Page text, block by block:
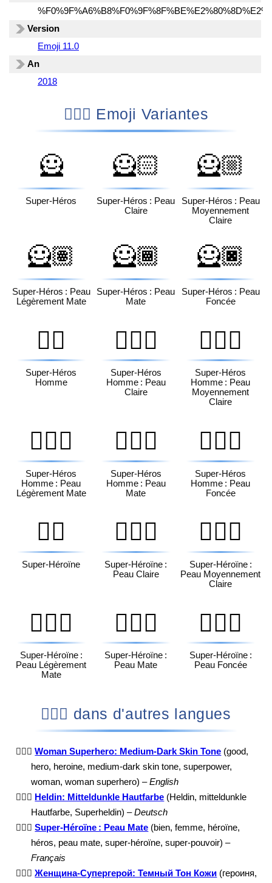
Version
Emoji 11.0
An
2018
🦸🏾‍♀️ Emoji Variantes
🦸
Super-Héros
🦸🏻
Super-Héros : Peau
Claire
🦸🏼
Super-Héros : Peau
Moyennement
Claire
🦸🏽
Super-Héros : Peau
Légèrement Mate
🦸🏾
Super-Héros : Peau
Mate
🦸🏿
Super-Héros : Peau
Foncée
🦸‍♂️
Super-Héros
Homme
🦸🏻‍♂️
Super-Héros
Homme : Peau
Claire
🦸🏼‍♂️
Super-Héros
Homme : Peau
Moyennement
Claire
🦸🏽‍♂️
Super-Héros
Homme : Peau
Légèrement Mate
🦸🏾‍♂️
Super-Héros
Homme : Peau
Mate
🦸🏿‍♂️
Super-Héros
Homme : Peau
Foncée
🦸‍♀️
Super-Héroïne
🦸🏻‍♀️
Super-Héroïne :
Peau Claire
🦸🏼‍♀️
Super-Héroïne :
Peau Moyennement
Claire
🦸🏽‍♀️
Super-Héroïne :
Peau Légèrement
Mate
🦸🏾‍♀️
Super-Héroïne :
Peau Mate
🦸🏿‍♀️
Super-Héroïne :
Peau Foncée
🦸🏾‍♀️ dans d'autres langues
🦸🏾‍♀️ Woman Superhero: Medium-Dark Skin Tone (good,
hero, heroine, medium-dark skin tone, superpower,
woman, woman superhero) –English
🦸🏾‍♀️ Heldin: Mitteldunkle Hautfarbe (Heldin, mitteldunkle
Hautfarbe, Superheldin) –Deutsch
🦸🏾‍♀️ Super-Héroïne : Peau Mate (bien, femme, héroïne,
héros, peau mate, super-héroïne, super-pouvoir) –
Français
🦸🏾‍♀️ Женщина-Супергерой: Темный Тон Кожи (героиня,